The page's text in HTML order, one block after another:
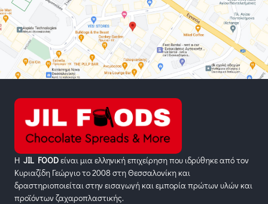
Η JIL FOODείναι μια ελληνική επιχείρηση που ιδρύθηκε από τον
Κυριαζίδη Γεώργιο το 2008 στη Θεσσαλονίκη και
δραστηριοποιείται στην εισαγωγή και εμπορία πρώτων υλών και
προϊόντων ζαχαροπλαστικής.